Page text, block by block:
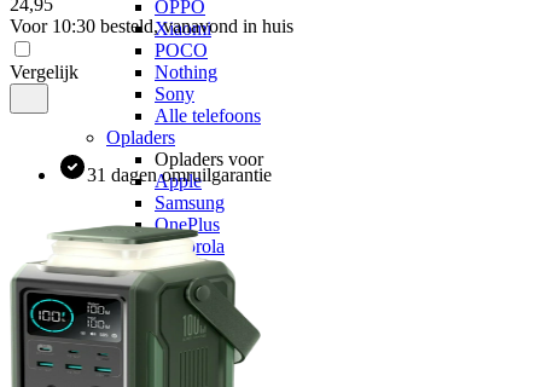
OPPO
Xiaomi
POCO
Nothing
Sony
Alle telefoons
Opladers
Opladers voor
Apple
Samsung
OnePlus
Motorola
Google
OPPO
Xiaomi
POCO
Nothing
24,95
Voor 10:30 besteld, vanavond in huis
Vergelijk
31 dagen omruilgarantie